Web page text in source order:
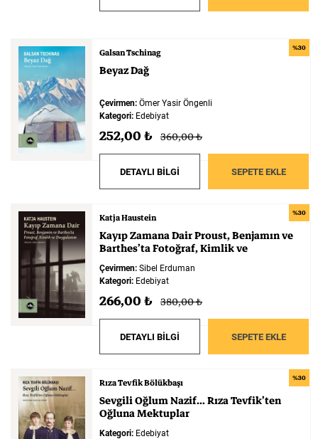
%30
Galsan Tschinag
BeyazDağ
Çevirmen: Ömer Yasir Öngenli
Kategori: Edebiyat
252,00 ₺ 360,00 ₺
DETAYLI BİLGİ SEPETE EKLE
%30
Katja Haustein
KayıpZamanaDairProust,Benjamınve
Barthes’taFotoğraf,Kimlikve
Duygulanım
Çevirmen: Sibel Erduman
Kategori: Edebiyat
266,00 ₺ 380,00 ₺
DETAYLI BİLGİ SEPETE EKLE
%30
Rıza Tevfik Bölükbaşı
SevgiliOğlumNazif…RızaTevfik’ten
OğlunaMektuplar
Kategori: Edebiyat